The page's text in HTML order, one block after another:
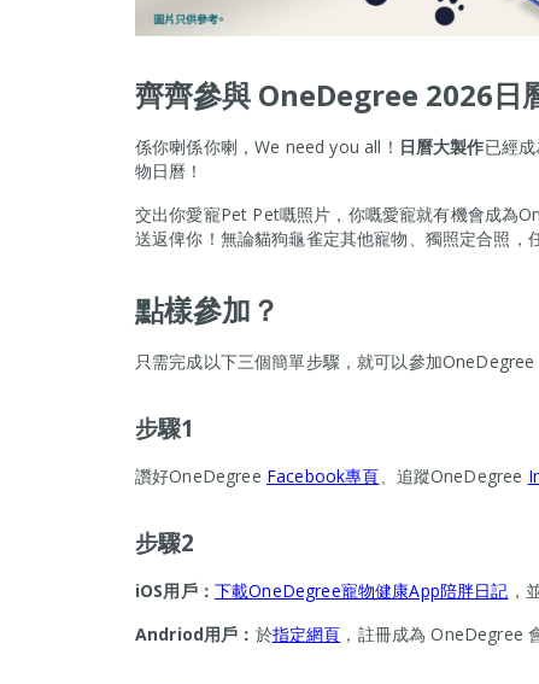
齊齊參與 OneDegree 2026日
係你喇係你喇，We need you all！ 日曆大製作已經
物日曆！
交出你愛寵Pet Pet嘅照片，你嘅愛寵就有機會成為
送返俾你！無論貓狗龜雀定其他寵物、獨照定合照，
點樣參加？
只需完成以下三個簡單步驟，就可以參加
步驟1
讚好OneDegree Facebook專頁、追蹤OneDegree
步驟2
iOS用戶： 下載OneDegree寵物健康App陪胖日記 ，
Andriod用戶： 於指定網頁 ，註冊成為 OneDegree